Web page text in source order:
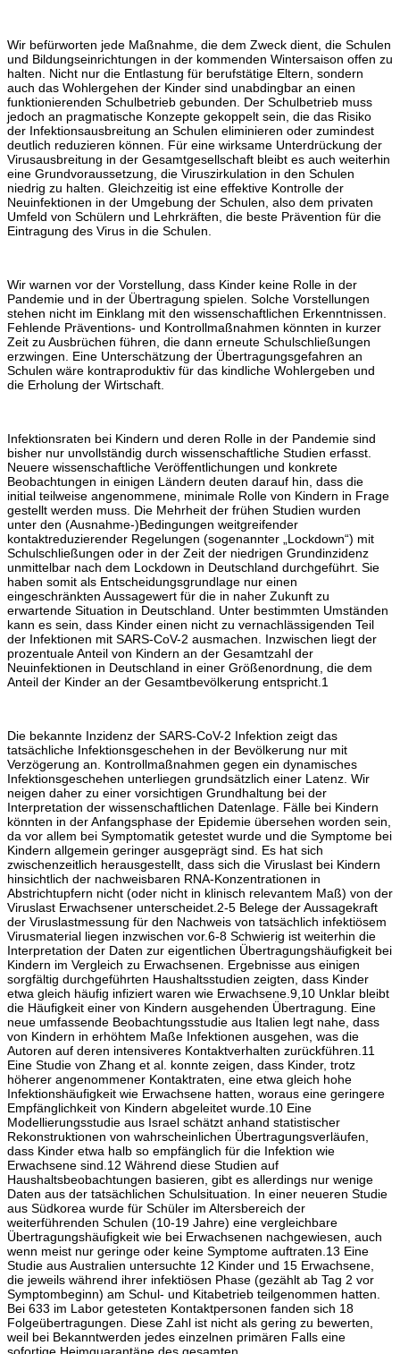
Wir befürworten jede Maßnahme, die dem Zweck dient, die Schulen
und Bildungseinrichtungen in der kommenden Wintersaison offen zu
halten. Nicht nur die Entlastung für berufstätige Eltern, sondern
auch das Wohlergehen der Kinder sind unabdingbar an einen
funktionierenden Schulbetrieb gebunden. Der Schulbetrieb muss
jedoch an pragmatische Konzepte gekoppelt sein, die das Risiko
der Infektionsausbreitung an Schulen eliminieren oder zumindest
deutlich reduzieren können. Für eine wirksame Unterdrückung der
Virusausbreitung in der Gesamtgesellschaft bleibt es auch weiterhin
eine Grundvoraussetzung, die Viruszirkulation in den Schulen
niedrig zu halten. Gleichzeitig ist eine effektive Kontrolle der
Neuinfektionen in der Umgebung der Schulen, also dem privaten
Umfeld von Schülern und Lehrkräften, die beste Prävention für die
Eintragung des Virus in die Schulen.
Wir warnen vor der Vorstellung, dass Kinder keine Rolle in der
Pandemie und in der Übertragung spielen. Solche Vorstellungen
stehen nicht im Einklang mit den wissenschaftlichen Erkenntnissen.
Fehlende Präventions- und Kontrollmaßnahmen könnten in kurzer
Zeit zu Ausbrüchen führen, die dann erneute Schulschließungen
erzwingen. Eine Unterschätzung der Übertragungsgefahren an
Schulen wäre kontraproduktiv für das kindliche Wohlergeben und
die Erholung der Wirtschaft.
Infektionsraten bei Kindern und deren Rolle in der Pandemie sind
bisher nur unvollständig durch wissenschaftliche Studien erfasst.
Neuere wissenschaftliche Veröffentlichungen und konkrete
Beobachtungen in einigen Ländern deuten darauf hin, dass die
initial teilweise angenommene, minimale Rolle von Kindern in Frage
gestellt werden muss. Die Mehrheit der frühen Studien wurden
unter den (Ausnahme-)Bedingungen weitgreifender
kontaktreduzierender Regelungen (sogenannter „Lockdown“) mit
Schulschließungen oder in der Zeit der niedrigen Grundinzidenz
unmittelbar nach dem Lockdown in Deutschland durchgeführt. Sie
haben somit als Entscheidungsgrundlage nur einen
eingeschränkten Aussagewert für die in naher Zukunft zu
erwartende Situation in Deutschland. Unter bestimmten Umständen
kann es sein, dass Kinder einen nicht zu vernachlässigenden Teil
der Infektionen mit SARS-CoV-2 ausmachen. Inzwischen liegt der
prozentuale Anteil von Kindern an der Gesamtzahl der
Neuinfektionen in Deutschland in einer Größenordnung, die dem
Anteil der Kinder an der Gesamtbevölkerung entspricht.1
Die bekannte Inzidenz der SARS-CoV-2 Infektion zeigt das
tatsächliche Infektionsgeschehen in der Bevölkerung nur mit
Verzögerung an. Kontrollmaßnahmen gegen ein dynamisches
Infektionsgeschehen unterliegen grundsätzlich einer Latenz. Wir
neigen daher zu einer vorsichtigen Grundhaltung bei der
Interpretation der wissenschaftlichen Datenlage. Fälle bei Kindern
könnten in der Anfangsphase der Epidemie übersehen worden sein,
da vor allem bei Symptomatik getestet wurde und die Symptome bei
Kindern allgemein geringer ausgeprägt sind. Es hat sich
zwischenzeitlich herausgestellt, dass sich die Viruslast bei Kindern
hinsichtlich der nachweisbaren RNA-Konzentrationen in
Abstrichtupfern nicht (oder nicht in klinisch relevantem Maß) von der
Viruslast Erwachsener unterscheidet.2-5 Belege der Aussagekraft
der Viruslastmessung für den Nachweis von tatsächlich infektiösem
Virusmaterial liegen inzwischen vor.6-8 Schwierig ist weiterhin die
Interpretation der Daten zur eigentlichen Übertragungshäufigkeit bei
Kindern im Vergleich zu Erwachsenen. Ergebnisse aus einigen
sorgfältig durchgeführten Haushaltsstudien zeigten, dass Kinder
etwa gleich häufig infiziert waren wie Erwachsene.9,10 Unklar bleibt
die Häufigkeit einer von Kindern ausgehenden Übertragung. Eine
neue umfassende Beobachtungsstudie aus Italien legt nahe, dass
von Kindern in erhöhtem Maße Infektionen ausgehen, was die
Autoren auf deren intensiveres Kontaktverhalten zurückführen.11
Eine Studie von Zhang et al. konnte zeigen, dass Kinder, trotz
höherer angenommener Kontaktraten, eine etwa gleich hohe
Infektionshäufigkeit wie Erwachsene hatten, woraus eine geringere
Empfänglichkeit von Kindern abgeleitet wurde.10 Eine
Modellierungsstudie aus Israel schätzt anhand statistischer
Rekonstruktionen von wahrscheinlichen Übertragungsverläufen,
dass Kinder etwa halb so empfänglich für die Infektion wie
Erwachsene sind.12 Während diese Studien auf
Haushaltsbeobachtungen basieren, gibt es allerdings nur wenige
Daten aus der tatsächlichen Schulsituation. In einer neueren Studie
aus Südkorea wurde für Schüler im Altersbereich der
weiterführenden Schulen (10-19 Jahre) eine vergleichbare
Übertragungshäufigkeit wie bei Erwachsenen nachgewiesen, auch
wenn meist nur geringe oder keine Symptome auftraten.13 Eine
Studie aus Australien untersuchte 12 Kinder und 15 Erwachsene,
die jeweils während ihrer infektiösen Phase (gezählt ab Tag 2 vor
Symptombeginn) am Schul- und Kitabetrieb teilgenommen hatten.
Bei 633 im Labor getesteten Kontaktpersonen fanden sich 18
Folgeübertragungen. Diese Zahl ist nicht als gering zu bewerten,
weil bei Bekanntwerden jedes einzelnen primären Falls eine